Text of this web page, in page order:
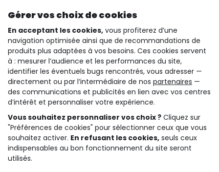
qui sommes-nous ?
besoin d'aide ?
le club fidélité
notre catalogue
Conditions générales de ventes et d'utilisation
Conditions d’utilisation des réseaux sociaux
Politique de confidentialité
Gérer vos choix de cookies
En acceptant les cookies, vous profiterez d’une
navigation optimisée ainsi que de recommandations de
produits plus adaptées à vos besoins. Ces cookies servent
à : mesurer l’audience et les performances du site,
identifier les éventuels bugs rencontrés, vous adresser —
directement ou par l’intermédiaire de nos partenaires —
des communications et publicités en lien avec vos centres
d’intérêt et personnaliser votre expérience.
Vous souhaitez personnaliser vos choix ? Cliquez sur
"Préférences de cookies" pour sélectionner ceux que vous
souhaitez activer. En refusant les cookies, seuls ceux
indispensables au bon fonctionnement du site seront
utilisés.